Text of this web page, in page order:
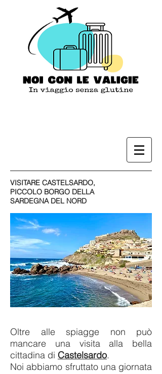
VISITARE CASTELSARDO,
PICCOLO BORGO DELLA
SARDEGNA DEL NORD
Oltre alle spiagge non può
mancare una visita alla bella
cittadina di Castelsardo.
Noi abbiamo sfruttato una giornata